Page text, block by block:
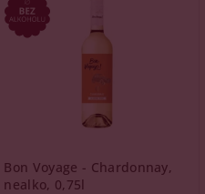
Bon Voyage - Chardonnay,
nealko, 0,75l